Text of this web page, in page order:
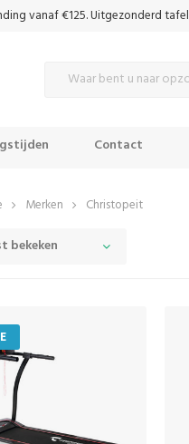
vanaf €125. Uitgezonderd
Contact
Merken Christopeit
bekeken